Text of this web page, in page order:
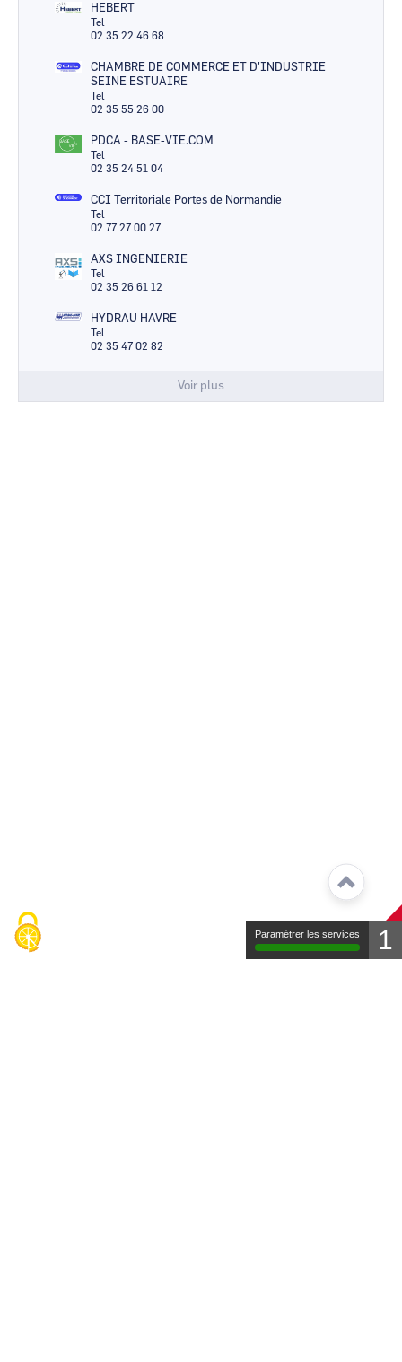
HEBERT
Tel
02 35 22 46 68
CHAMBRE DE COMMERCE ET D'INDUSTRIE
SEINE ESTUAIRE
Tel
02 35 55 26 00
PDCA - BASE-VIE.COM
Tel
02 35 24 51 04
CCI Territoriale Portes de Normandie
Tel
02 77 27 00 27
AXS INGENIERIE
Tel
02 35 26 61 12
HYDRAU HAVRE
Tel
02 35 47 02 82
Voir plus
Paramétrer les services 1